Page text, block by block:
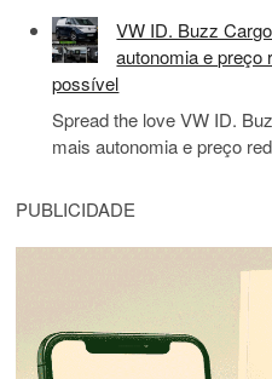
VW ID. Buzz
autonomia e preço
possível
Spread the love VW ID.
mais autonomia e preço
PUBLICIDADE